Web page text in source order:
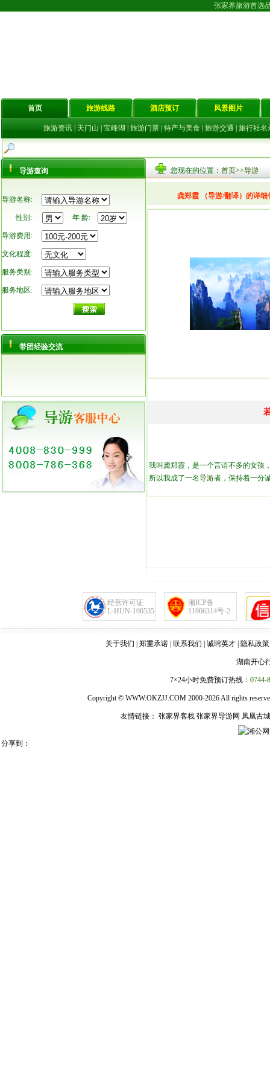
张家界旅游首选
首页 旅游线路 酒店预订 风景图片
旅游资讯 天门山 宝峰湖 旅游门票 特产与美食 旅游交通 旅行社名
导游查询
导游名称:
性别: 年 龄:
导游费用:
文化程度:
服务类别:
服务地区:
带团经验交流
您现在的位置： 首页>>导游
龚郑霞 （导游/翻译）的详细
我叫龚郑霞，是一个言语不多的女孩
所以我成了一名导游者，保持着一分
经营许可证
L-HUN-100535
湘ICP备
11006314号-2
关于我们 郑重承诺 联系我们 诚聘英才 隐私政策
湖南开心
7×24小时免费预订热线： 0744-
Copyright © WWW.OKZJJ.COM 2000-2026 All rights
友情链接： 张家界客栈 张家界导游网 凤凰古
湘公网
分享到：